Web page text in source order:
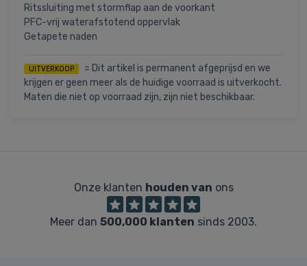
Ritssluiting met stormflap aan de voorkant
PFC-vrij waterafstotend oppervlak
Getapete naden
UITVERKOOP
= Dit artikel is permanent afgeprijsd en we
krijgen er geen meer als de huidige voorraad is uitverkocht.
Maten die niet op voorraad zijn, zijn niet beschikbaar.
Onze klanten houden van ons
Meer dan 500,000 klanten sinds 2003.